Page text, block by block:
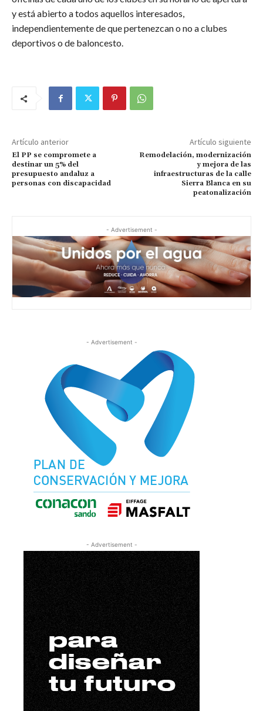
y está abierto a todos aquellos interesados,
independientemente de que pertenezcan o no a clubes
deportivos o de baloncesto.
Artículo anterior
El PP se compromete a
destinar un 5% del
presupuesto andaluz a
personas con discapacidad
Artículo siguiente
Remodelación, modernización
y mejora de las
infraestructuras de la calle
Sierra Blanca en su
peatonalización
- Advertisement -
- Advertisement -
- Advertisement -